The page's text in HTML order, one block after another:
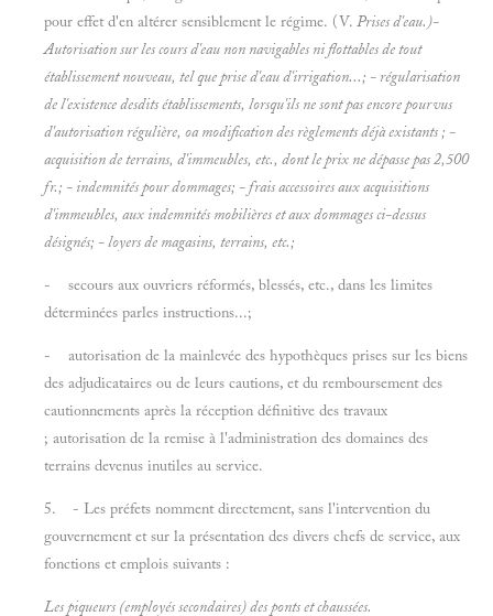
pour effet d'en altérer sensiblement le régime. (V. Prises d'eau.)-
Autorisation sur les cours d'eau non navigables ni flottables de tout
établissement nouveau, tel que prise d'eau d'irrigation...; - régularisation
de l'existence desdits établissements, lorsqu'ils ne sont pas encore pourvus
d'autorisation régulière, oa modification des règlements déjà existants ; -
acquisition de terrains, d'immeubles, etc., dont le prix ne dépasse pas 2,500
fr.; - indemnités pour dommages; - frais accessoires aux acquisitions
d'immeubles, aux indemnités mobilières et aux dommages ci-dessus
désignés; - loyers de magasins, terrains, etc.;
- secours aux ouvriers réformés, blessés, etc., dans les limites
déterminées parles instructions...;
- autorisation de la mainlevée des hypothèques prises sur les biens
des adjudicataires ou de leurs cautions, et du remboursement des
cautionnements après la réception définitive des travaux
; autorisation de la remise à l'administration des domaines des
terrains devenus inutiles au service.
5. - Les préfets nomment directement, sans l'intervention du
gouvernement et sur la présentation des divers chefs de service, aux
fonctions et emplois suivants :
Les piqueurs (employés secondaires)des ponts et chaussées.